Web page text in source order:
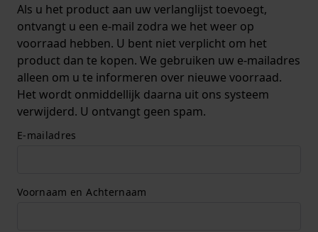
Als u het product aan uw verlanglijst toevoegt,
ontvangt u een e-mail zodra we het weer op
voorraad hebben. U bent niet verplicht om het
product dan te kopen. We gebruiken uw e-mailadres
alleen om u te informeren over nieuwe voorraad.
Het wordt onmiddellijk daarna uit ons systeem
verwijderd. U ontvangt geen spam.
E-mailadres
Voornaam en Achternaam